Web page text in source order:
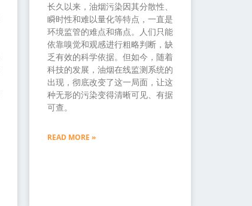
长久以来，油烟污染因其分散性、
瞬时性和难以量化等特点，一直是
环境监管的难点和痛点。人们只能
依靠嗅觉和观感进行粗略判断，缺
乏有效的科学依据。但如今，随着
科技的发展，油烟在线监测系统的
出现，彻底改变了这一局面，让这
种无形的污染变得清晰可见、有据
可查。
READ MORE »